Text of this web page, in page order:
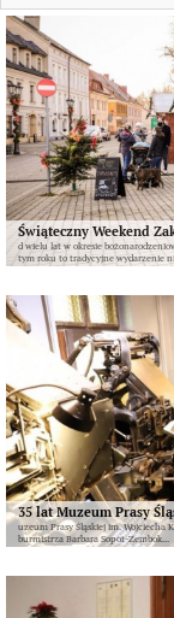
Świąteczny Weekend
d wielu lat w okresie
tym roku to tradycyjne wydarzenie
35 lat Muzeum Prasy
uzeum Prasy Śląskiej im. Wojciecha
burmistrza Barbara Sopot-Zembok...